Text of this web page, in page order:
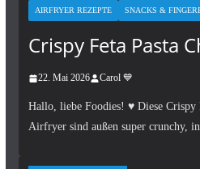
AIRFRYER REZEPTE SNACKS &
Crispy Feta Pasta
22. Mai 2026 Carol 💙
Hallo, liebe Foodies! ♥︎ Diese Crispy
Airfryer sind außen super crunchy,